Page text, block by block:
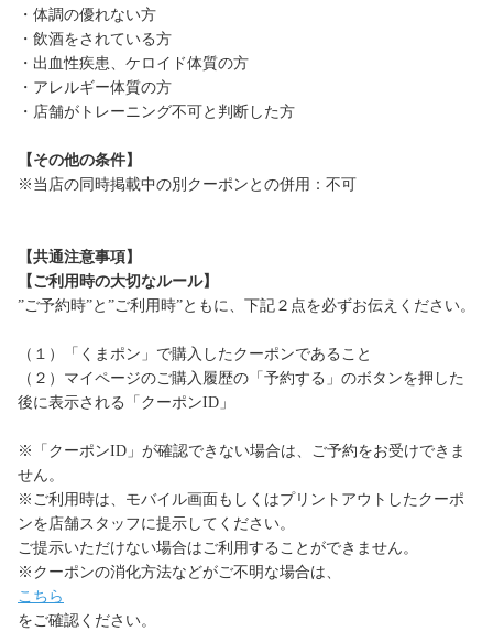
・体調の優れない方
・飲酒をされている方
・出血性疾患、ケロイド体質の方
・アレルギー体質の方
・店舗がトレーニング不可と判断した方
【その他の条件】
※当店の同時掲載中の別クーポンとの併用：不可
【共通注意事項】
【ご利用時の大切なルール】
”ご予約時”と”ご利用時”ともに、下記２点を必ずお伝えください。
（１）「くまポン」で購入したクーポンであること
（２）マイページのご購入履歴の「予約する」のボタンを押した
後に表示される「クーポンID」
※「クーポンID」が確認できない場合は、ご予約をお受けできま
せん。
※ご利用時は、モバイル画面もしくはプリントアウトしたクーポ
ンを店舗スタッフに提示してください。
ご提示いただけない場合はご利用することができません。
※クーポンの消化方法などがご不明な場合は、
こちら
をご確認ください。